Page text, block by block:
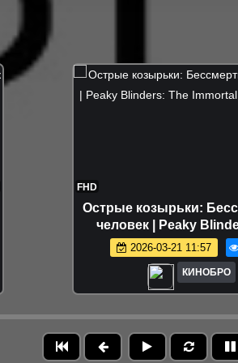
FHD
Острые козырьки:
человек | Peaky
Immortal Man
2026-03-21 11:57
КИНОБРО